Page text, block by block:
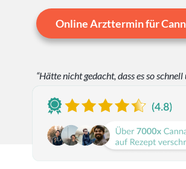
Online Arzttermin für
“Hätte nicht gedacht, dass es so